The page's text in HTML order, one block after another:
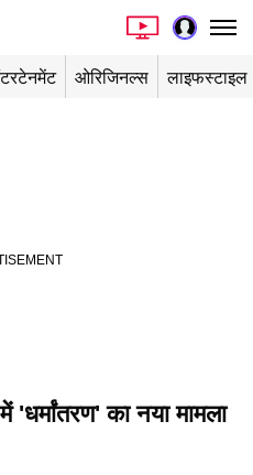
ओरिजिनल्स लाइफस्टाइल
का नया मामला